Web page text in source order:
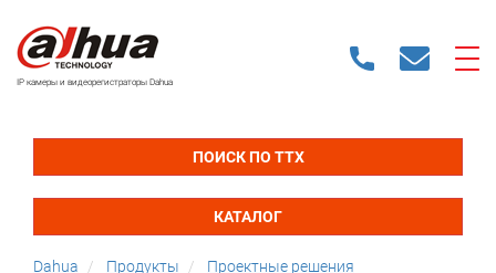
IP камеры и видеорегистраторы Dahua
ПОИСК ПО ТТХ
КАТАЛОГ
Dahua Продукты
Проектные решения